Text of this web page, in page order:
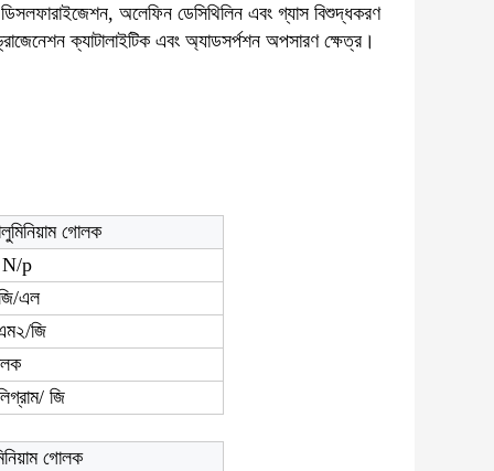
অলেফিন ডেসিথিলিন এবং গ্যাস বিশুদ্ধকরণ
ক্যাটালাইটিক এবং অ্যাডসর্পশন অপসারণ ক্ষেত্র।
গোলক
N/p
এল
জি
/ জি
গোলক